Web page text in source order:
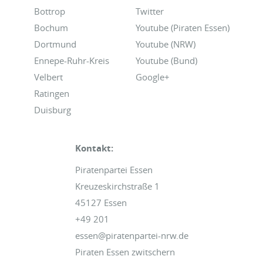
Bottrop
Bochum
Dortmund
Ennepe-Ruhr-Kreis
Velbert
Ratingen
Duisburg
Twitter
Youtube (Piraten Essen)
Youtube (NRW)
Youtube (Bund)
Google+
Kontakt:
Piratenpartei Essen
Kreuzeskirchstraße 1
45127 Essen
+49 201
essen@piratenpartei-nrw.de
Piraten Essen zwitschern